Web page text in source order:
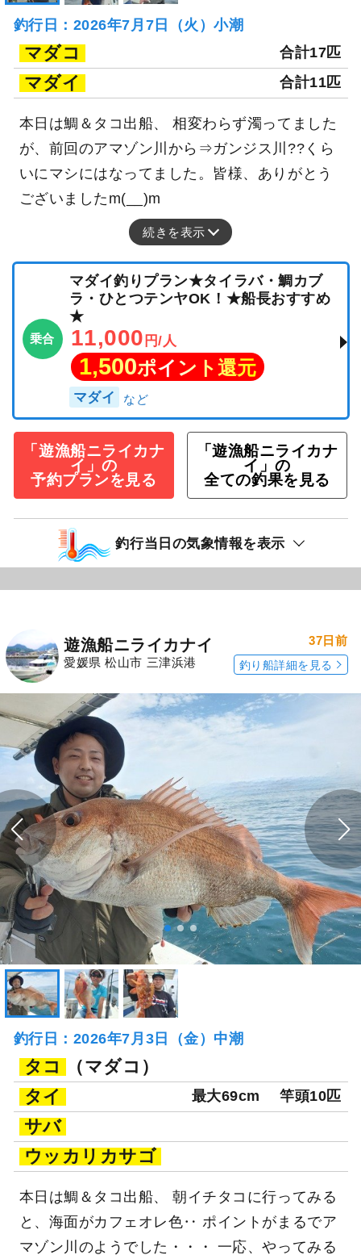
釣行日：2026年7月7日（火）小潮
マダコ 合計17匹
マダイ 合計11匹
本日は鯛＆タコ出船、 相変わらず濁ってました
が、前回のアマゾン川から⇒ガンジス川??くら
いにマシにはなってました。皆様、ありがとう
ございましたm(__)m
続きを表示
乗合
マダイ釣りプラン★タイラバ・鯛カブ
ラ・ひとつテンヤOK！★船長おすすめ
★
11,000 円/人
1,500ポイント還元
マダイ
「遊漁船ニライカナ
イ」の
予約プランを見る
「遊漁船ニライカナ
イ」の
全ての釣果を見る
釣行当日の気象情報を表示
遊漁船ニライカナイ
愛媛県 松山市 三津浜港
37日前
釣り船詳細を見る
釣行日：2026年7月3日（金）中潮
タコ
（マダコ）
タイ
最大69cm 竿頭10匹
サバ
ウッカリカサゴ
本日は鯛＆タコ出船、 朝イチタコに行ってみる
と、海面がカフェオレ色‥ ポイントがまるでア
マゾン川のようでした・・・ 一応、やってみる